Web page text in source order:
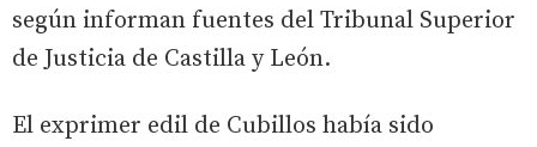
según informan fuentes del Tribunal Superior
de Justicia de Castilla y León.
El exprimer edil de Cubillos había sido